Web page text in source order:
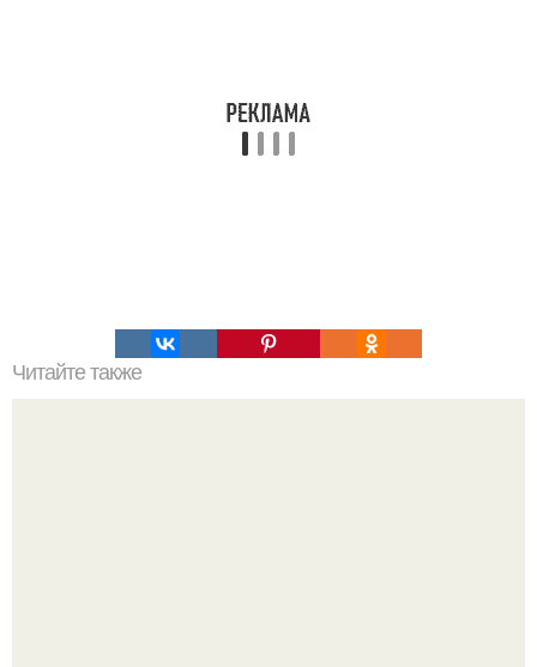
Читайте также